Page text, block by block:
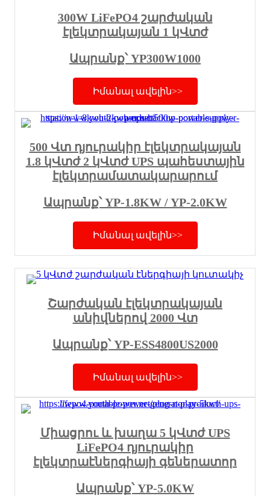
300W LiFePO4 շարժական
էլեկտրակայան 1 կՎտժ
Ապրանք՝ YP300W1000
Իմանալ ավելին>>
500 Վտ դյուրակիր էլեկտրակայան
1.8 կՎտժ 2 կՎտժ UPS պահեստային
էլեկտրամատակարարում
Ապրանք՝ YP-1.8KW / YP-2.0KW
Իմանալ ավելին>>
Շարժական էլեկտրակայան
անիվներով 2000 Վտ
Ապրանք՝ YP-ESS4800US2000
Իմանալ ավելին>>
Միացրու և խաղա 5 կՎտժ UPS
LiFePO4 դյուրակիր
էլեկտրաէներգիայի գեներատոր
Ապրանք՝ YP-5.0KW